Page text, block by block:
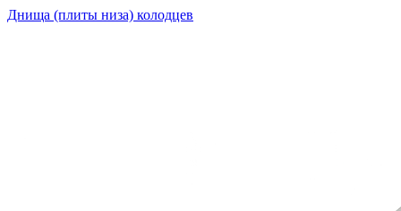
Днища (плиты низа) колодцев